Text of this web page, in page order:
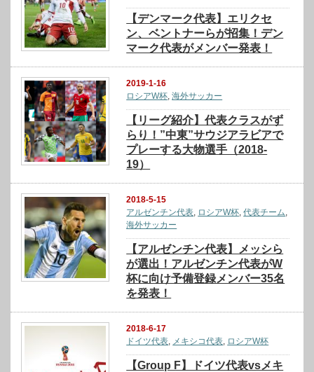
【デンマーク代表】エリクセ
ン、ベントナーらが招集！デン
マーク代表がメンバー発表！
2019-1-16
ロシアW杯 ,海外サッカー
【リーグ紹介】代表クラスがず
らり！”中東”サウジアラビアで
プレーする大物選手（2018-
19）
2018-5-15
アルゼンチン代表 ロシアW杯 ,代表チーム
海外サッカー
【アルゼンチン代表】メッシら
が選出！アルゼンチン代表がW
杯に向け予備登録メンバー35名
を発表！
2018-6-17
ドイツ代表
メキシコ代表 ロシアW杯
【Group F】ドイツ代表vsメキ